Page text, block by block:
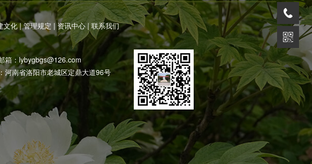
文化|管理规定 | 资讯中心|联系我们
箱： lybygbgs@126.com
河南省洛阳市老城区定鼎大道96号